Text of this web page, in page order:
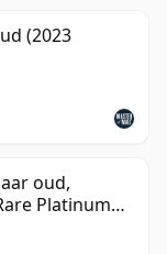
(2023
oud,
Platinum